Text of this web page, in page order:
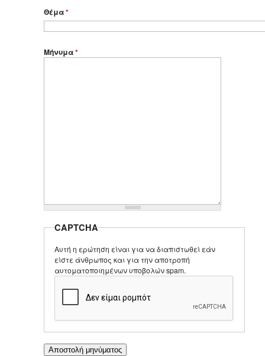
Θέμα*
Μήνυμα*
CAPTCHA
Αυτή η ερώτηση είναι για να διαπιστωθεί εάν
είστε άνθρωπος και για την αποτροπή
αυτοματοποιημένων υποβολών spam.